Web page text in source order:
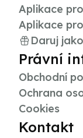
Aplikace
Aplikace
Daruj
Právní
Obchodní
Ochrana
Cookies
Kontakt